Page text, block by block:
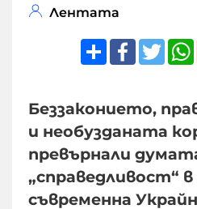
Лентата
ShareFacebook
Беззаконието,
и необузданата
превърнали
„справедливост“
съвременна